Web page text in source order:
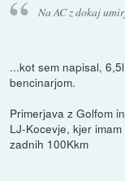
Na AC z dokaj
...kot sem napisal,
bencinarjom.
Primerjava z Golfom
LJ-Kocevje, kjer
zadnih 100Kkm